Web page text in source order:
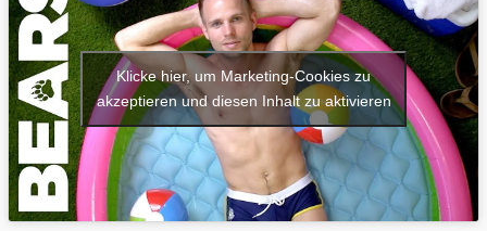
Klicke hier, um Marketing-Cookies zu
akzeptieren und diesen Inhalt zu aktivieren